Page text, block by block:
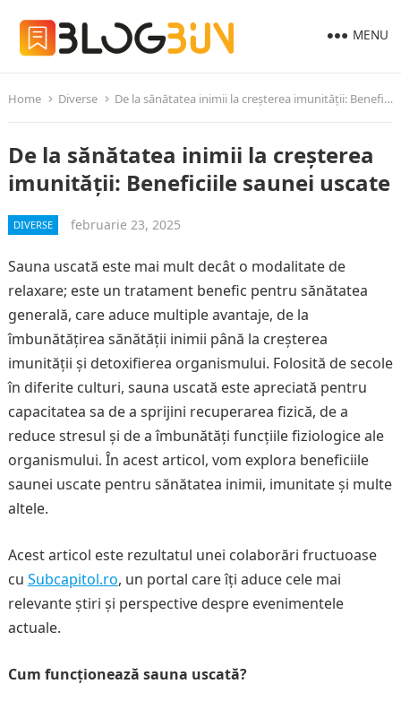
MENU
Home Diverse De la sănătatea inimii la creșterea imunității: Beneficiile saunei uscate
De la sănătatea inimii la creșterea
imunității: Beneficiile saunei uscate
DIVERSE februarie 23, 2025
Sauna uscată este mai mult decât o modalitate de
relaxare; este un tratament benefic pentru sănătatea
generală, care aduce multiple avantaje, de la
îmbunătățirea sănătății inimii până la creșterea
imunității și detoxifierea organismului. Folosită de secole
în diferite culturi, sauna uscată este apreciată pentru
capacitatea sa de a sprijini recuperarea fizică, de a
reduce stresul și de a îmbunătăți funcțiile fiziologice ale
organismului. În acest articol, vom explora beneficiile
saunei uscate pentru sănătatea inimii, imunitate și multe
altele.
Acest articol este rezultatul unei colaborări fructuoase
cu Subcapitol.ro, un portal care îți aduce cele mai
relevante știri și perspective despre evenimentele
actuale.
Cum funcționează sauna uscată?